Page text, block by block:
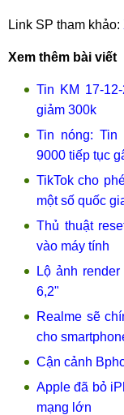
Link SP tham khảo:
Xem thêm bài viết
Tin KM 17-
giảm 300k
Tin nóng: Tin
9000 tiếp tục
TikTok cho
một số quốc
Thủ thuật
vào máy tính
Lộ ảnh
6,2"
Realme sẽ
cho
Cận cảnh
Apple đã bỏ
mạng lớn